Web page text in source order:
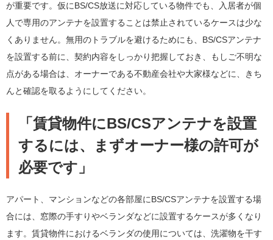
が重要です。仮にBS/CS放送に対応している物件でも、入居者が個
人で専用のアンテナを設置することは禁止されているケースは少な
くありません。無用のトラブルを避けるためにも、BS/CSアンテナ
を設置する前に、契約内容をしっかり把握しておき、もしご不明な
点がある場合は、オーナーである不動産会社や大家様などに、きち
んと確認を取るようにしてください。
「賃貸物件にBS/CSアンテナを設置
するには、まずオーナー様の許可が
必要です」
アパート、マンションなどの各部屋にBS/CSアンテナを設置する場
合には、窓際の手すりやベランダなどに設置するケースが多くなり
ます。賃貸物件におけるベランダの使用については、洗濯物を干す